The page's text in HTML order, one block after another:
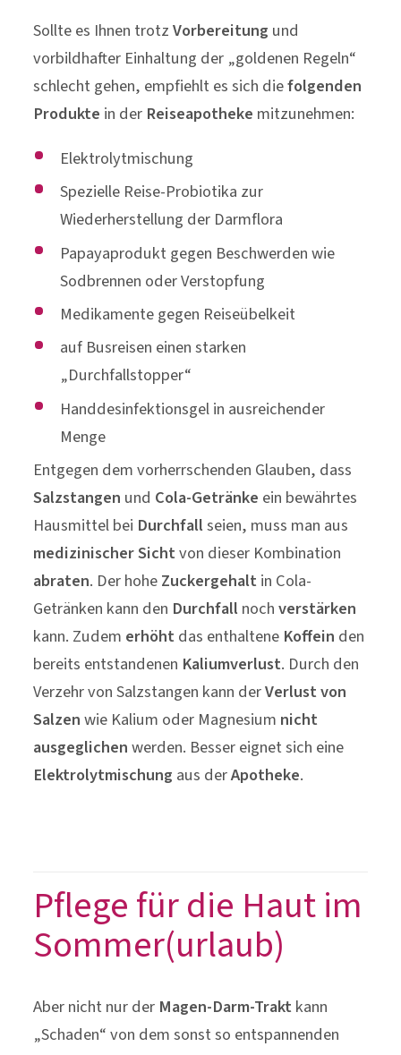
Sollte es Ihnen trotzVorbereitung und
vorbildhafter Einhaltung der „goldenen Regeln“
schlecht gehen, empfiehlt es sich diefolgenden
Produkte in der Reiseapotheke mitzunehmen:
Elektrolytmischung
Spezielle Reise-Probiotika zur
Wiederherstellung der Darmflora
Papayaprodukt gegen Beschwerden wie
Sodbrennen oder Verstopfung
Medikamente gegen Reiseübelkeit
auf Busreisen einen starken
„Durchfallstopper“
Handdesinfektionsgel in ausreichender
Menge
Entgegen dem vorherrschenden Glauben, dass
Salzstangen und Cola-Getränke ein bewährtes
Hausmittel bei Durchfallseien, muss man aus
medizinischer Sichtvon dieser Kombination
abraten. Der hoheZuckergehaltin Cola-
Getränken kann den Durchfallnochverstärken
kann. Zudem erhöhtdas enthaltene Koffein den
bereits entstandenen Kaliumverlust. Durch den
Verzehr von Salzstangen kann derVerlust von
Salzenwie Kalium oder Magnesium nicht
ausgeglichenwerden. Besser eignet sich eine
Elektrolytmischung aus derApotheke.
Pflege für die Haut im
Sommer(urlaub)
Aber nicht nur der Magen-Darm-Traktkann
„Schaden“ von dem sonst so entspannenden